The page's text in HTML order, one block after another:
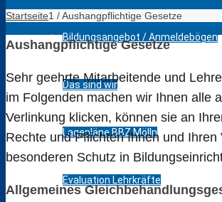
Bildungsangebot / Anmeldebögen
Das sind wir
Lagepläne BBZ Mölln
Evaluation Lehrkräfte
Startseite1 /Aushangpflichtige Gesetze
Aushangpflichtige Gesetze
Sehr geehrte Mitarbeitende und
im Folgenden machen wir Ihnen alle
Verlinkung klicken, können sie an
Rechte und Pflichten Ihnen und
besonderen Schutz in
Allgemeines